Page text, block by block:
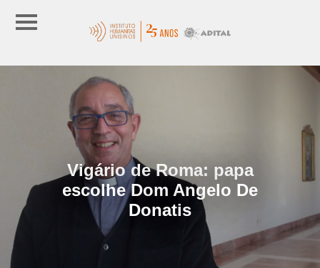
Vigário de Roma: papa
escolhe Dom Angelo De
Donatis